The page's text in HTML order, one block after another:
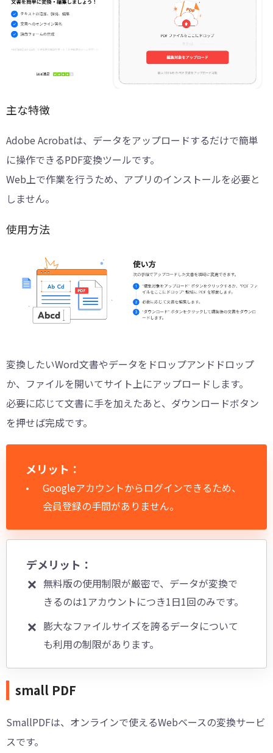
主な特徴
Adobe Acrobatは、データをアップロードするだけで簡単
に操作できるPDF変換ツールです。
Web上で作業を行うため、アプリのインストールを必要と
しません。
使用方法
変換したいWord文書やデータをドロップアンドドロップ
か、ファイルを開いてサイト上にアップロードします。
必要に応じて文書に手を加えたあと、ダウンロードボタン
を押せば完成です。
メリット：
Googleアカウントからログインできるため、
会員登録の手間がありません。
デメリット：
無料版の使用制限が厳密で、データが変換で
きるのは1アカウントにつき1日1回のみです。
膨大なファイルサイズを誇るデータについて
も利用の制限があります。
small PDF
SmallPDFは、オンラインで使えるWebベースの変換サービ
スです。